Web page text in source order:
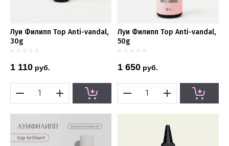
Луи Филипп Top Anti-vandal,
30g
1 110 руб.
Луи Филипп Top Anti-vandal,
50g
1 650 руб.